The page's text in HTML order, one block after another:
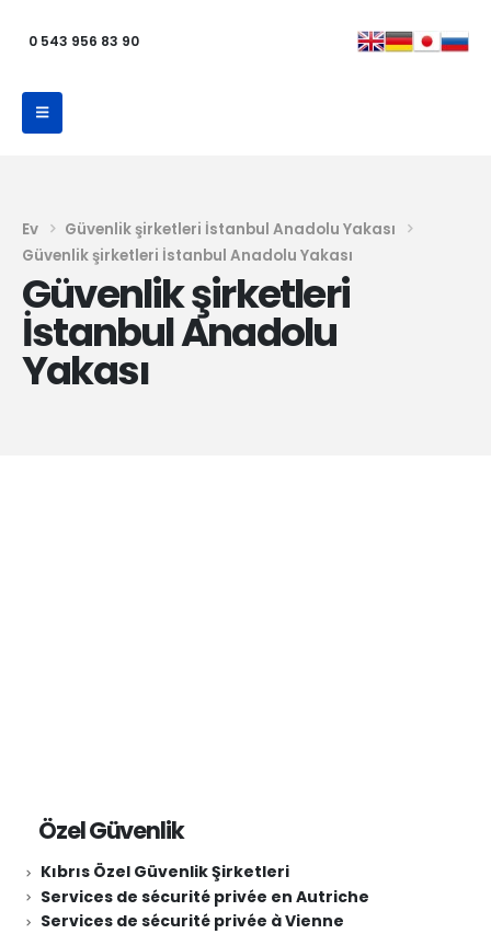
0 543 956 83 90
Ev
Güvenlik şirketleri İstanbul Anadolu Yakası
Güvenlik şirketleri İstanbul Anadolu Yakası
Güvenlik şirketleri
İstanbul Anadolu
Yakası
Özel Güvenlik
Kıbrıs Özel Güvenlik Şirketleri
Services de sécurité privée en Autriche
Services de sécurité privée à Vienne